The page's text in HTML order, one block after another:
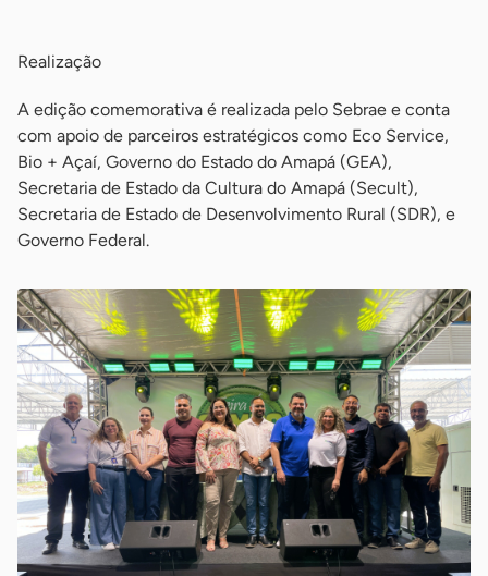
Realização
A edição comemorativa é realizada pelo Sebrae e conta
com apoio de parceiros estratégicos como Eco Service,
Bio + Açaí, Governo do Estado do Amapá (GEA),
Secretaria de Estado da Cultura do Amapá (Secult),
Secretaria de Estado de Desenvolvimento Rural (SDR), e
Governo Federal.